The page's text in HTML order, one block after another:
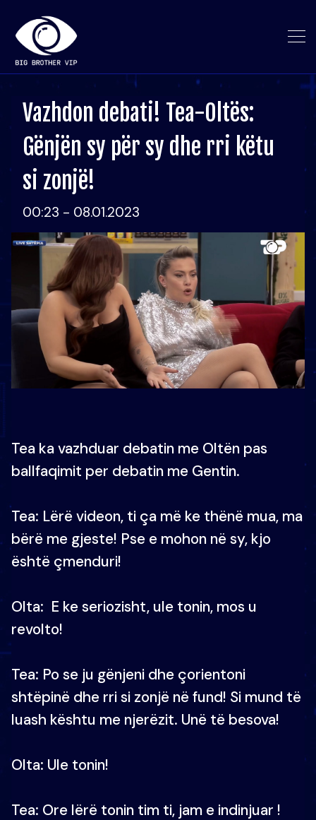
Vazhdon debati! Tea-Oltës:
Gënjën sy për sy dhe rri këtu
si zonjë!
00:23 - 08.01.2023
Tea ka vazhduar debatin me Oltën pas
ballfaqimit per debatin me Gentin.
Tea: Lërë videon, ti ça më ke thënë mua, ma
bërë me gjeste! Pse e mohon në sy, kjo
është çmenduri!
Olta: E ke seriozisht, ule tonin, mos u
revolto!
Tea: Po se ju gënjeni dhe çorientoni
shtëpinë dhe rri si zonjë në fund! Si mund të
luash kështu me njerëzit. Unë të besova!
Olta: Ule tonin!
Tea: Ore lërë tonin tim ti, jam e indinjuar !